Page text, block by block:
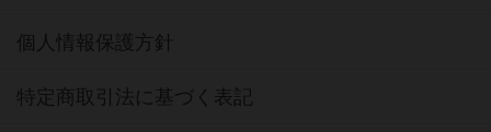
個人情報保護方針
特定商取引法に基づく表記